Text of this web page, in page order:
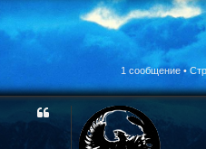
1 сообщение •